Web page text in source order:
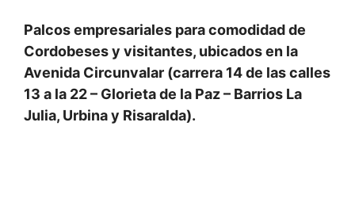
Palcos empresariales para comodidad de
Cordobeses y visitantes, ubicados en la
Avenida Circunvalar (carrera 14 de las calles
13 a la 22 – Glorieta de la Paz – Barrios La
Julia, Urbina y Risaralda).